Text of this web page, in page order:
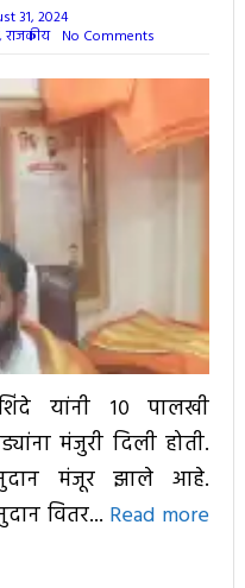
31, 2024
राजकीय No Comments
यांनी १० पालखी
मंजुरी दिली होती.
मंजूर झाले आहे.
वितर... Read more